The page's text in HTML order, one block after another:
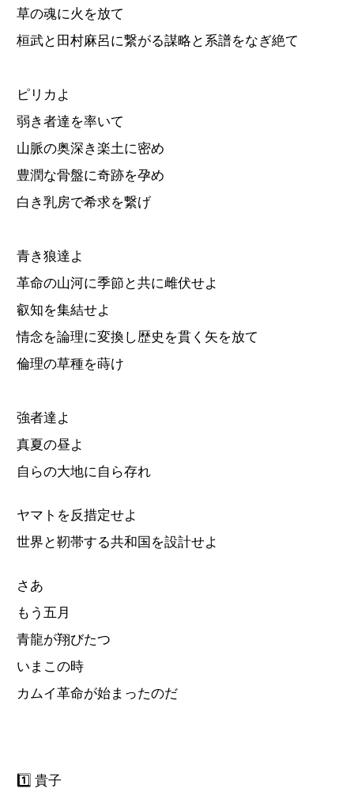
草の魂に火を放て
桓武と田村麻呂に繋がる謀略と系譜をなぎ絶て
ピリカよ
弱き者達を率いて
山脈の奥深き楽土に密め
豊潤な骨盤に奇跡を孕め
白き乳房で希求を繋げ
青き狼達よ
革命の山河に季節と共に雌伏せよ
叡知を集結せよ
情念を論理に変換し歴史を貫く矢を放て
倫理の草種を蒔け
強者達よ
真夏の昼よ
自らの大地に自ら存れ
ヤマトを反措定せよ
世界と靭帯する共和国を設計せよ
さあ
もう五月
青龍が翔びたつ
いまこの時
カムイ革命が始まったのだ
1️⃣ 貴子